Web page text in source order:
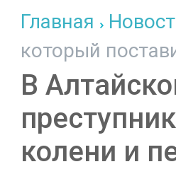
Главная
который
В
колени и